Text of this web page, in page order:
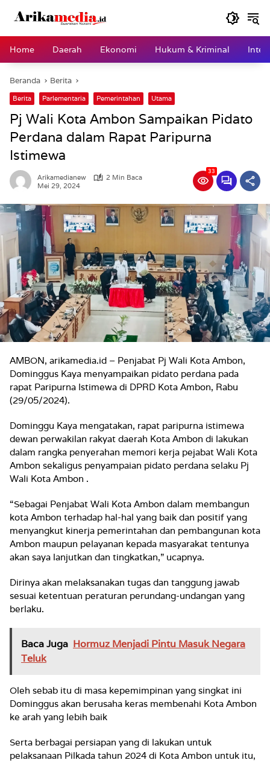
Home
Daerah Ekonomi Hukum & Kriminal
Beranda Berita
Berita Parlementaria Pemerintahan Utama
Pj Wali Kota Ambon Sampaikan Pidato
Perdana dalam Rapat Paripurna
Istimewa
Arikamedianew
2 Min Baca
Mei 29, 2024
33
AMBON, arikamedia.id – Penjabat Pj Wali Kota Ambon,
Dominggus Kaya menyampaikan pidato perdana pada
rapat Paripurna Istimewa di DPRD Kota Ambon, Rabu
(29/05/2024).
Dominggu Kaya mengatakan, rapat paripurna istimewa
dewan perwakilan rakyat daerah Kota Ambon di lakukan
dalam rangka penyerahan memori kerja pejabat Wali Kota
Ambon sekaligus penyampaian pidato perdana selaku Pj
Wali Kota Ambon .
“Sebagai Penjabat Wali Kota Ambon dalam membangun
kota Ambon terhadap hal-hal yang baik dan positif yang
menyangkut kinerja pemerintahan dan pembangunan kota
Ambon maupun pelayanan kepada masyarakat tentunya
akan saya lanjutkan dan tingkatkan,” ucapnya.
Dirinya akan melaksanakan tugas dan tanggung jawab
sesuai ketentuan peraturan perundang-undangan yang
berlaku.
Baca Juga Hormuz Menjadi Pintu Masuk Negara
Teluk
Oleh sebab itu di masa kepemimpinan yang singkat ini
Dominggus akan berusaha keras membenahi Kota Ambon
ke arah yang lebih baik
Serta berbagai persiapan yang di lakukan untuk
pelaksanaan Pilkada tahun 2024 di Kota Ambon untuk itu,